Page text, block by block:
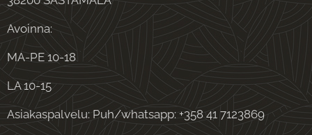
Avoinna:
MA-PE 10-18
LA 10-15
Asiakaspalvelu: Puh/whatsapp: +358 41 7123869